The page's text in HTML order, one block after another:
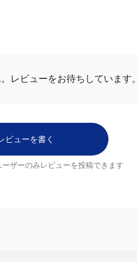
レビューをお待ちしています。
ビューを書く
ザーのみレビューを投稿できます